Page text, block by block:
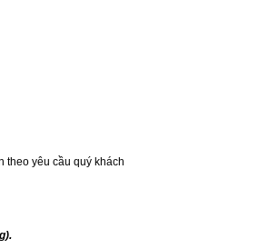
theo yêu cầu quý khách